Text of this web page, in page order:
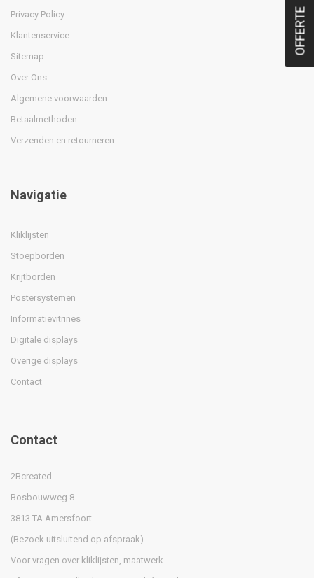
Privacy Policy
Klantenservice
Sitemap
Over Ons
Algemene voorwaarden
Betaalmethoden
Verzenden en retourneren
Navigatie
Kliklijsten
Stoepborden
Krijtborden
Postersystemen
Informatievitrines
Digitale displays
Overige displays
Contact
Contact
2Bcreated
Bosbouwweg 8
3813 TA Amersfoort
(Bezoek uitsluitend op afspraak)
Voor vragen over kliklijsten, maatwerk
OFFERTE